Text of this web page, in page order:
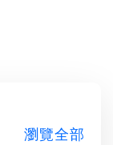
瀏覽全部